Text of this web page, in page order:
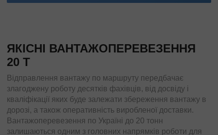
ЯКІСНІ ВАНТАЖОПЕРЕВЕЗЕННЯ
20 Т
Відправлення вантажу по маршруту передбачає
злагоджену роботу десятків фахівців, від досвіду і
кваліфікації яких буде залежати збереження вантажу в
дорозі, а також оперативність виробленої доставки.
Вантажоперевезення по Україні до 20 тонн
залишаються одним з головних напрямків роботи для